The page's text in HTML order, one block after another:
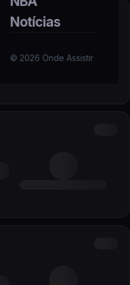
Notícias
© 2026 Onde Assistir